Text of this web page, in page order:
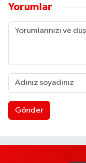
Yorumlar
Gönder